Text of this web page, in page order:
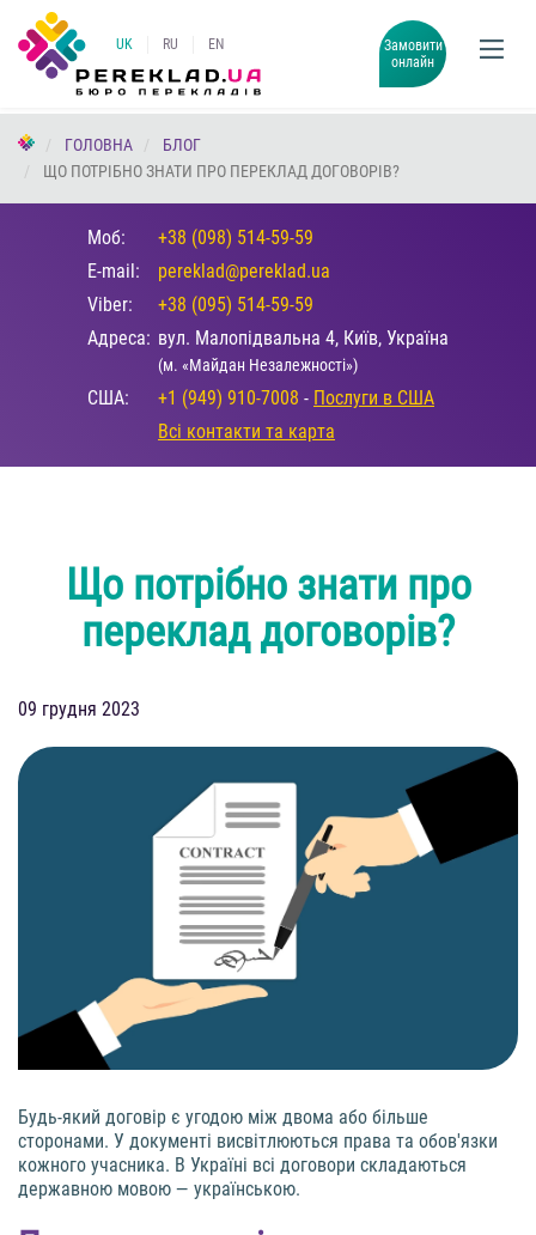
UK RU EN
Замовити
онлайн
ГОЛОВНА
БЛОГ
ЩО ПОТРІБНО ЗНАТИ ПРО ПЕРЕКЛАД ДОГОВОРІВ?
Моб:
+38 (098) 514-59-59
E-mail:
pereklad@pereklad.ua
Viber:
+38 (095) 514-59-59
Адреса: вул. Малопідвальна 4, Київ, Україна
(м. «Майдан Незалежності»)
США: +1 (949) 910-7008 - Послуги в США
Всі контакти та карта
Що потрібно знати про
переклад договорів?
09 грудня 2023
Будь-який договір є угодою між двома або більше
сторонами. У документі висвітлюються права та обов'язки
кожного учасника. В Україні всі договори складаються
державною мовою — українською.